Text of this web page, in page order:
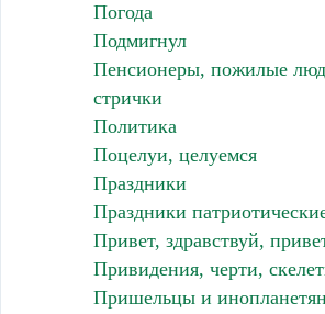
Погода
Подмигнул
Пенсионеры, пожилые
стрички
Политика
Поцелуи, целуемся
Праздники
Праздники
Привет, здравствуй,
Привидения, черти,
Пришельцы и